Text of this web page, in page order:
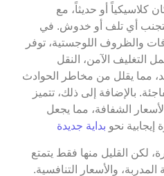
كلاسيكياً أو حديثاً، مع
لتجنب أي تلف أو خدوش. في
والظروف اللوجستية، توفر
الآمن، النقل
مما يقلل من مخاطر الحوادث
بالإضافة إلى ذلك، تتميز
الشفافة، مما يجعل
نحو بداية جديدة
لكن القليل منها فقط يتمتع
المدربة، والأسعار التنافسية.